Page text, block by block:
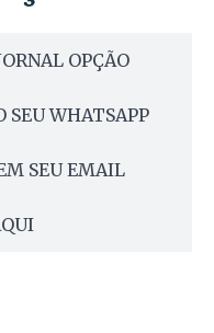
OPÇÃO
SEU WHATSAPP
SEU EMAIL